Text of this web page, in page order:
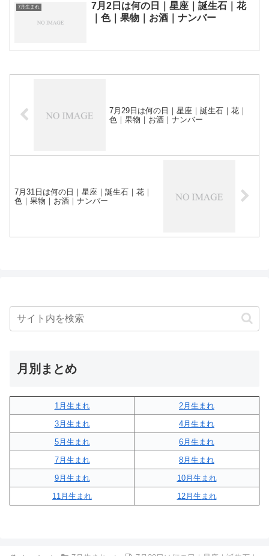
7月生まれ
7月2日は何の日｜星座｜誕生石｜花
｜色｜果物｜お酒｜ナンバー
7月29日は何の日｜星座｜誕生石｜花｜
色｜果物｜お酒｜ナンバー
7月31日は何の日｜星座｜誕生石｜花｜
色｜果物｜お酒｜ナンバー
月別まとめ
1月生まれ
2月生まれ
3月生まれ
4月生まれ
5月生まれ
6月生まれ
7月生まれ
8月生まれ
9月生まれ
10月生まれ
11月生まれ
12月生まれ